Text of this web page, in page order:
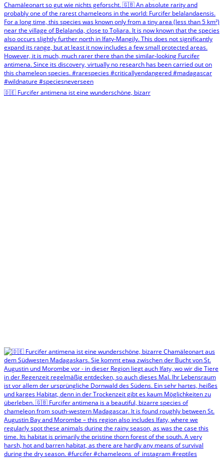
🇩🇪 Furcifer antimena ist eine wunderschöne, bizarr